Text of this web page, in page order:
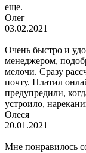
еще.
Олег
03.02.2021
Очень быстро и
менеджером,
мелочи. Сразу
почту. Платил
предупредили,
устроило,
Олеся
20.01.2021
Мне понравилось